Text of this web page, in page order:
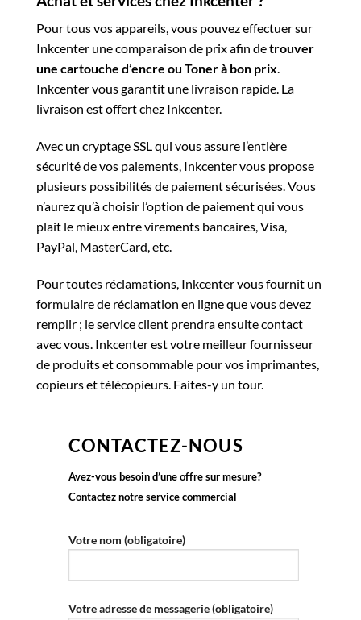
Pour tous vos appareils, vous pouvez effectuer sur
Inkcenter une comparaison de prix afin detrouver
une cartouche d’encre ou Toner à bon prix.
Inkcenter vous garantit une livraison rapide. La
livraison est offert chez Inkcenter.
Avec un cryptage SSL qui vous assure l’entière
sécurité de vos paiements, Inkcenter vous propose
plusieurs possibilités de paiement sécurisées. Vous
n’aurez qu’à choisir l’option de paiement qui vous
plait le mieux entre virements bancaires, Visa,
PayPal, MasterCard, etc.
Pour toutes réclamations, Inkcenter vous fournit un
formulaire de réclamation en ligne que vous devez
remplir ; le service client prendra ensuite contact
avec vous. Inkcenter est votre meilleur fournisseur
de produits et consommable pour vos imprimantes,
copieurs et télécopieurs. Faites-y un tour.
CONTACTEZ-NOUS
Avez-vous besoin d’une offre sur mesure?
Contactez notre service commercial
Votre nom (obligatoire)
Votre adresse de messagerie (obligatoire)